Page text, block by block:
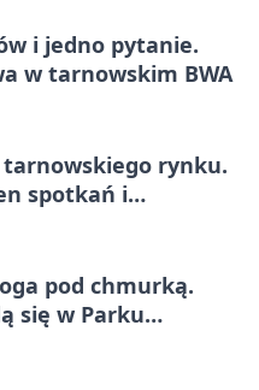
i jedno pytanie.
w tarnowskim BWA
tarnowskiego rynku.
spotkań i
pod chmurką.
się w Parku